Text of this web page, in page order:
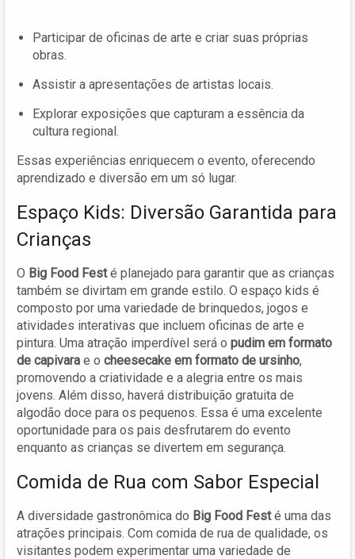
Participar de oficinas de arte e criar suas próprias
obras.
Assistir a apresentações de artistas locais.
Explorar exposições que capturam a essência da
cultura regional.
Essas experiências enriquecem o evento, oferecendo
aprendizado e diversão em um só lugar.
Espaço Kids: Diversão Garantida para
Crianças
O Big Food Festé planejado para garantir que as crianças
também se divirtam em grande estilo. O espaço kids é
composto por uma variedade de brinquedos, jogos e
atividades interativas que incluem oficinas de arte e
pintura. Uma atração imperdível será o pudim em formato
de capivara e o cheesecake em formato de ursinho,
promovendo a criatividade e a alegria entre os mais
jovens. Além disso, haverá distribuição gratuita de
algodão doce para os pequenos. Essa é uma excelente
oportunidade para os pais desfrutarem do evento
enquanto as crianças se divertem em segurança.
Comida de Rua com Sabor Especial
A diversidade gastronômica do Big Food Festé uma das
atrações principais. Com comida de rua de qualidade, os
visitantes podem experimentar uma variedade de